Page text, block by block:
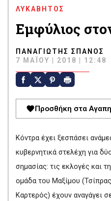
ΛΥΚΑΒΗΤΟΣ
Εμφύλιος
ΠΑΝΑΓΙΏΤΗΣ ΣΠΑΝΌΣ
7 ΜΑΪ́ΟΥ | 2018 | 12:48
Προσθήκη στα
Κόντρα έχει ξεσπάσει
κυβερνητικά στελέχη για
σημασίας: τις εκλογές και
ομάδα του Μαξίμου
Καρτερός) έχουν αναγάγει